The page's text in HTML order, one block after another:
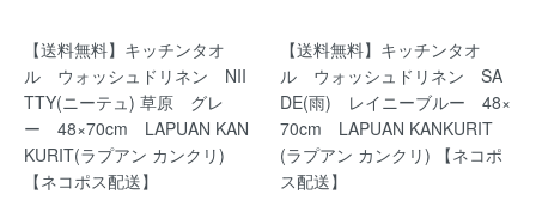
【送料無料】キッチンタオ
ル ウォッシュドリネン NII
TTY(ニーテュ) 草原 グレ
ー 48×70cm LAPUAN KAN
KURIT(ラプアン カンクリ)
【ネコポス配送】
【送料無料】キッチンタオ
ル ウォッシュドリネン SA
DE(雨) レイニーブルー 48×
70cm LAPUAN KANKURIT
(ラプアン カンクリ) 【ネコポ
ス配送】